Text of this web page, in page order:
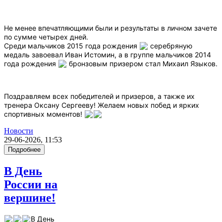
Не менее впечатляющими были и результаты в личном зачете
по сумме четырех дней.
Среди мальчиков 2015 года рождения
серебряную
медаль завоевал Иван Истомин, а в группе мальчиков 2014
года рождения
бронзовым призером стал Михаил Языков.
Поздравляем всех победителей и призеров, а также их
тренера Оксану Сергееву! Желаем новых побед и ярких
спортивных моментов!
Новости
29-06-2026, 11:53
Подробнее
В День
России на
вершине!
В День